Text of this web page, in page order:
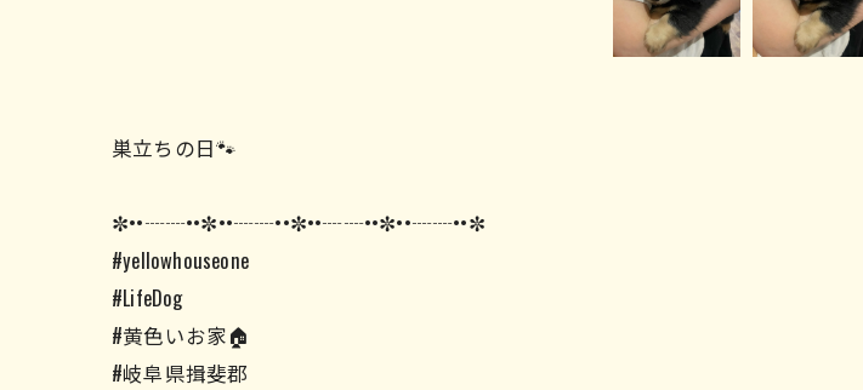
巣立ちの日🐾
✼••┈┈••✼••┈┈••✼••┈┈••✼••┈┈••✼
#yellowhouseone
#LifeDog
#黄色いお家🏠
#岐阜県揖斐郡